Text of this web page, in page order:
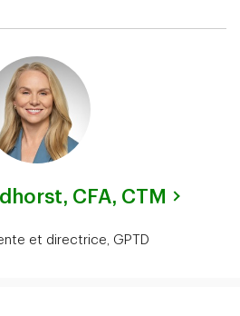
CFA, CTM
et directrice, GPTD